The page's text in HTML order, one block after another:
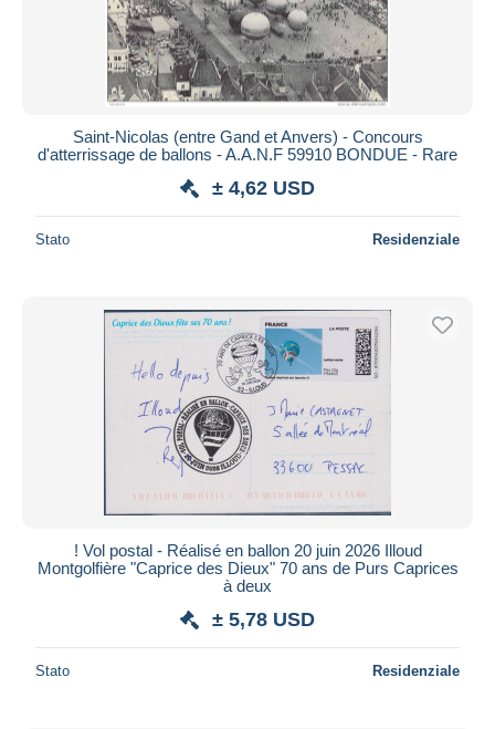
Saint-Nicolas (entre Gand et Anvers) - Concours
d'atterrissage de ballons - A.A.N.F 59910 BONDUE - Rare
± 4,62 USD
Stato Residenziale
! Vol postal - Réalisé en ballon 20 juin 2026 Illoud
Montgolfière "Caprice des Dieux" 70 ans de Purs Caprices
à deux
± 5,78 USD
Stato Residenziale